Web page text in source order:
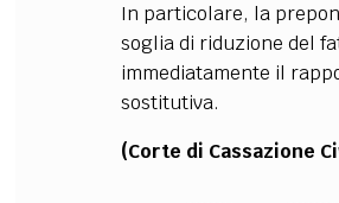
In particolare, la
soglia di riduzione del
immediatamente il
sostitutiva.
(Corte di Cassazione